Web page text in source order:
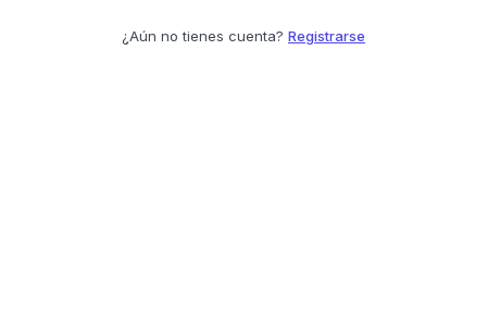
¿Aún no tienes cuenta? Registrarse